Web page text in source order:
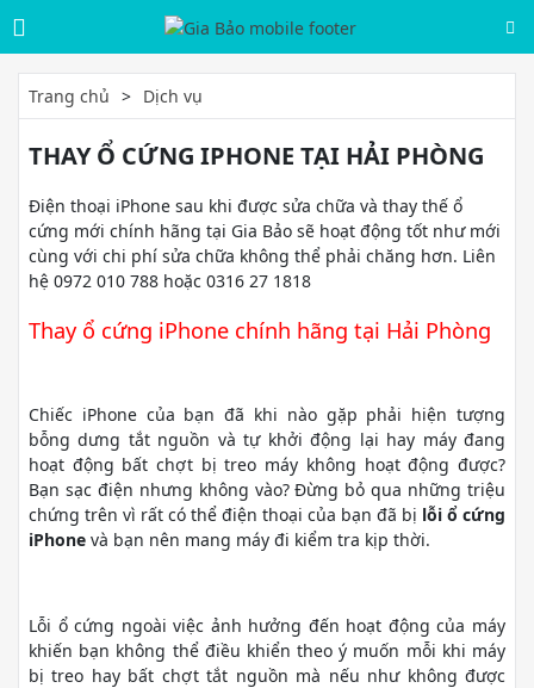
Trang chủ Dịch vụ
THAY Ổ CỨNG IPHONE TẠI HẢI PHÒNG
Điện thoại iPhone sau khi được sửa chữa và thay thế ổ
cứng mới chính hãng tại Gia Bảo sẽ hoạt động tốt như mới
cùng với chi phí sửa chữa không thể phải chăng hơn. Liên
hệ 0972 010 788 hoặc 0316 27 1818
Thay ổ cứng iPhone chính hãng tại Hải Phòng
Chiếc iPhone của bạn đã khi nào gặp phải hiện tượng
bỗng dưng tắt nguồn và tự khởi động lại hay máy đang
hoạt động bất chợt bị treo máy không hoạt động được?
Bạn sạc điện nhưng không vào? Đừng bỏ qua những triệu
chứng trên vì rất có thể điện thoại của bạn đã bị lỗi ổ cứng
iPhone và bạn nên mang máy đi kiểm tra kịp thời.
Lỗi ổ cứng ngoài việc ảnh hưởng đến hoạt động của máy
khiến bạn không thể điều khiển theo ý muốn mỗi khi máy
bị treo hay bất chợt tắt nguồn mà nếu như không được